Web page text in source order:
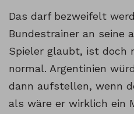
Das darf bezweifelt
Bundestrainer an seine
Spieler glaubt, ist doch
normal. Argentinien
dann aufstellen, wenn
als wäre er wirklich ein